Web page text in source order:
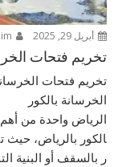
أبريل 29, 2025
تخريم فتحات الخرسانة
تخريم فتحات
الخرسانة بالكور
الرياض واحدة من
الكور بالرياض، حيث
ر بالسقف أو البنية